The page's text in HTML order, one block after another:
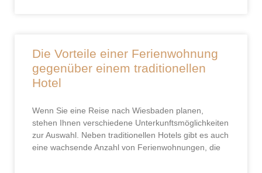
Die Vorteile einer Ferienwohnung
gegenüber einem traditionellen
Hotel
Wenn Sie eine Reise nach Wiesbaden planen,
stehen Ihnen verschiedene Unterkunftsmöglichkeiten
zur Auswahl. Neben traditionellen Hotels gibt es auch
eine wachsende Anzahl von Ferienwohnungen, die